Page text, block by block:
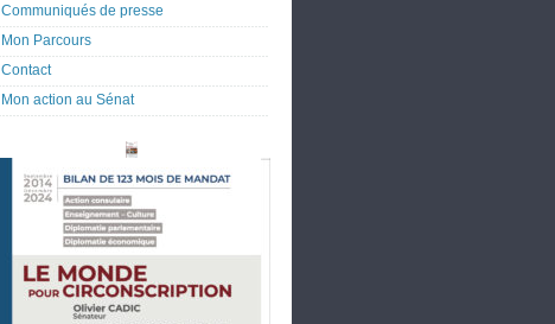
Communiqués de presse
Mon Parcours
Contact
Mon action au Sénat